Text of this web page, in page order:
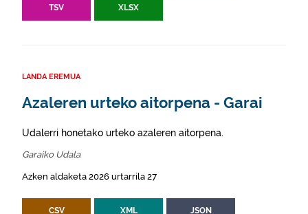
TSV XLSX
LANDA EREMUA
Azaleren urteko aitorpena - Garai
Udalerri honetako urteko azaleren aitorpena.
Garaiko Udala
Azken aldaketa 2026 urtarrila 27
CSV XML JSON